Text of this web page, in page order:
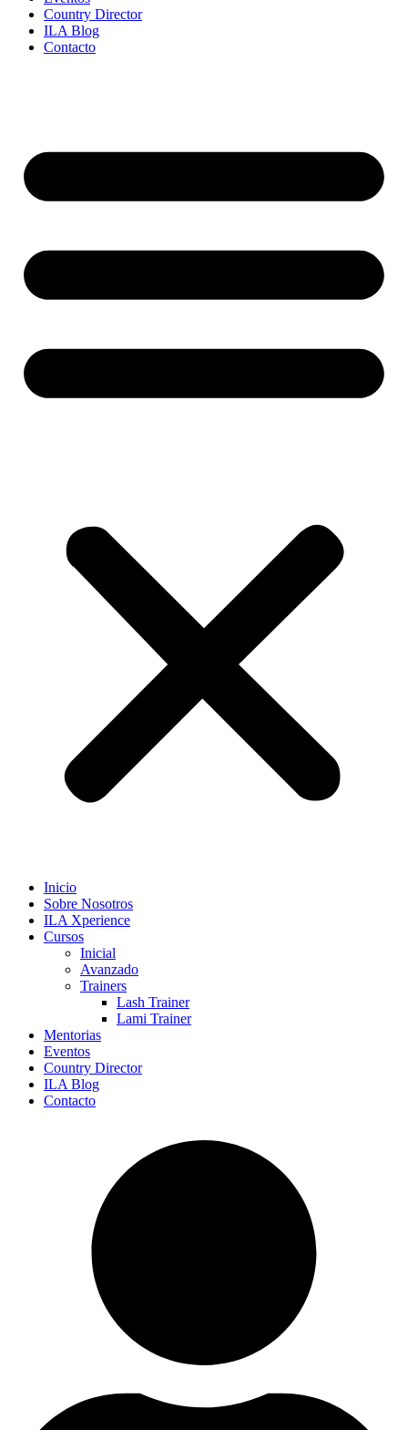
Country Director
ILA Blog
Contacto
Inicio
Sobre Nosotros
ILA Xperience
Cursos
Inicial
Avanzado
Trainers
Lash Trainer
Lami Trainer
Mentorias
Eventos
Country Director
ILA Blog
Contacto